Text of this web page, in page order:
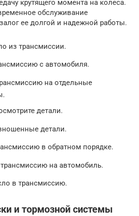
крутящего момента на колеса.
обслуживание
ее долгой и надежной работы.
из трансмиссии.
с автомобиля.
на отдельные
детали.
детали.
в обратном порядке.
на автомобиль.
в трансмиссию.
и тормозной системы